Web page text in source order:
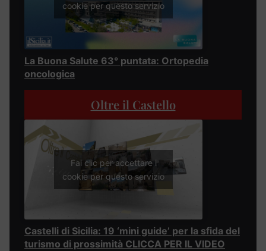
cookie per questo servizio
La Buona Salute 63° puntata: Ortopedia
oncologica
Oltre il Castello
Fai clic per accettare i
cookie per questo servizio
Castelli di Sicilia: 19 ‘mini guide’ per la sfida del
turismo di prossimità CLICCA PER IL VIDEO